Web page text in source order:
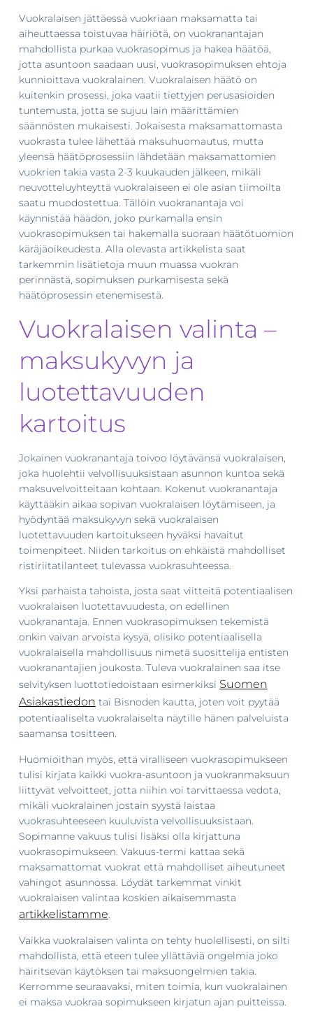
Vuokralaisen jättäessä vuokriaan maksamatta tai
aiheuttaessa toistuvaa häiriötä, on vuokranantajan
mahdollista purkaa vuokrasopimus ja hakea häätöä,
jotta asuntoon saadaan uusi, vuokrasopimuksen ehtoja
kunnioittava vuokralainen. Vuokralaisen häätö on
kuitenkin prosessi, joka vaatii tiettyjen perusasioiden
tuntemusta, jotta se sujuu lain määrittämien
säännösten mukaisesti. Jokaisesta maksamattomasta
vuokrasta tulee lähettää maksuhuomautus, mutta
yleensä häätöprosessiin lähdetään maksamattomien
vuokrien takia vasta 2-3 kuukauden jälkeen, mikäli
neuvotteluyhteyttä vuokralaiseen ei ole asian tiimoilta
saatu muodostettua. Tällöin vuokranantaja voi
käynnistää häädön, joko purkamalla ensin
vuokrasopimuksen tai hakemalla suoraan häätötuomion
käräjäoikeudesta. Alla olevasta artikkelista saat
tarkemmin lisätietoja muun muassa vuokran
perinnästä, sopimuksen purkamisesta sekä
häätöprosessin etenemisestä.
Vuokralaisen valinta –
maksukyvyn ja
luotettavuuden
kartoitus
Jokainen vuokranantaja toivoo löytävänsä vuokralaisen,
joka huolehtii velvollisuuksistaan asunnon kuntoa sekä
maksuvelvoitteitaan kohtaan. Kokenut vuokranantaja
käyttääkin aikaa sopivan vuokralaisen löytämiseen, ja
hyödyntää maksukyvyn sekä vuokralaisen
luotettavuuden kartoitukseen hyväksi havaitut
toimenpiteet. Niiden tarkoitus on ehkäistä mahdolliset
ristiriitatilanteet tulevassa vuokrasuhteessa.
Yksi parhaista tahoista, josta saat viitteitä potentiaalisen
vuokralaisen luotettavuudesta, on edellinen
vuokranantaja. Ennen vuokrasopimuksen tekemistä
onkin vaivan arvoista kysyä, olisiko potentiaalisella
vuokralaisella mahdollisuus nimetä suosittelija entisten
vuokranantajien joukosta. Tuleva vuokralainen saa itse
selvityksen luottotiedoistaan esimerkiksi Suomen
Asiakastiedon tai Bisnoden kautta, joten voit pyytää
potentiaaliselta vuokralaiselta näytille hänen palveluista
saamansa tositteen.
Huomioithan myös, että viralliseen vuokrasopimukseen
tulisi kirjata kaikki vuokra-asuntoon ja vuokranmaksuun
liittyvät velvoitteet, jotta niihin voi tarvittaessa vedota,
mikäli vuokralainen jostain syystä laistaa
vuokrasuhteeseen kuuluvista velvollisuuksistaan.
Sopimanne vakuus tulisi lisäksi olla kirjattuna
vuokrasopimukseen. Vakuus-termi kattaa sekä
maksamattomat vuokrat että mahdolliset aiheutuneet
vahingot asunnossa. Löydät tarkemmat vinkit
vuokralaisen valintaa koskien aikaisemmasta
artikkelistamme
Vaikka vuokralaisen valinta on tehty huolellisesti, on silti
mahdollista, että eteen tulee yllättäviä ongelmia joko
häiritsevän käytöksen tai maksuongelmien takia.
Kerromme seuraavaksi, miten toimia, kun vuokralainen
ei maksa vuokraa sopimukseen kirjatun ajan puitteissa.